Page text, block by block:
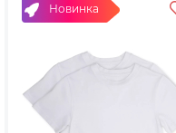
Новинка